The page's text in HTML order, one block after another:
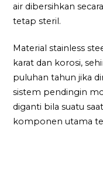
air dibersihkan
tetap steril.
Material stainless
karat dan korosi,
puluhan tahun jika
sistem pendingin
diganti bila suatu
komponen utama